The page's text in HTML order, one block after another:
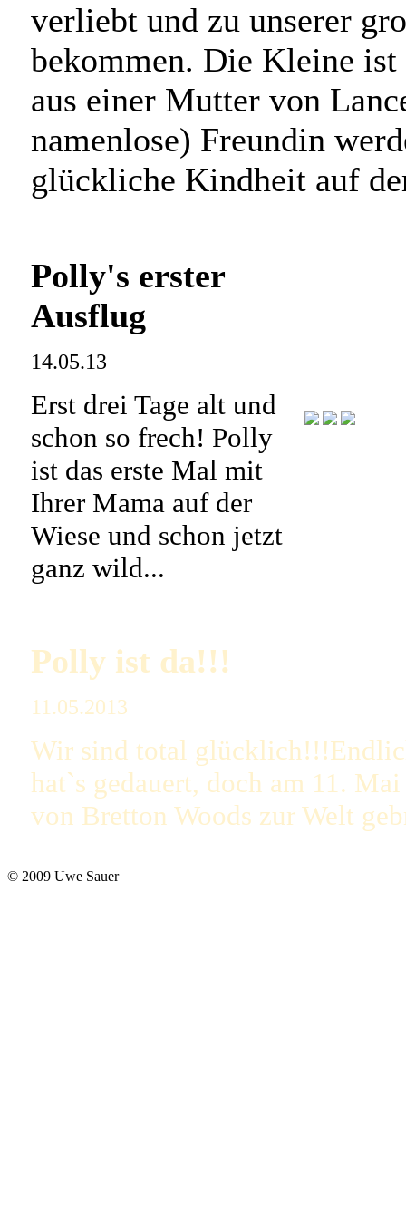
verliebt und zu unserer
bekommen. Die Kleine
aus einer Mutter von
namenlose) Freundin
glückliche Kindheit auf
Polly's erster
Ausflug
14.05.13
Erst drei Tage alt und
schon so frech! Polly
ist das erste Mal mit
Ihrer Mama auf der
Wiese und schon jetzt
ganz wild...
Polly ist da!!!
11.05.2013
Wir sind total
hat`s gedauert, doch am 11.
von Bretton Woods zur Welt
© 2009 Uwe Sauer